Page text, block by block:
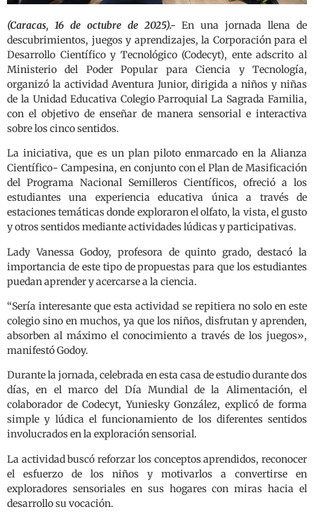
(Caracas, 16 de octubre de 2025).-En una jornada llena de
descubrimientos, juegos y aprendizajes, la Corporación para el
Desarrollo Científico y Tecnológico (Codecyt), ente adscrito al
Ministerio del Poder Popular para Ciencia y Tecnología,
organizó la actividad Aventura Junior, dirigida a niños y niñas
de la Unidad Educativa Colegio Parroquial La Sagrada Familia,
con el objetivo de enseñar de manera sensorial e interactiva
sobre los cinco sentidos.
La iniciativa, que es un plan piloto enmarcado en la Alianza
Científico- Campesina, en conjunto con el Plan de Masificación
del Programa Nacional Semilleros Científicos, ofreció a los
estudiantes una experiencia educativa única a través de
estaciones temáticas donde exploraron el olfato, la vista, el gusto
y otros sentidos mediante actividades lúdicas y participativas.
Lady Vanessa Godoy, profesora de quinto grado, destacó la
importancia de este tipo de propuestas para que los estudiantes
puedan aprender y acercarse a la ciencia.
“Sería interesante que esta actividad se repitiera no solo en este
colegio sino en muchos, ya que los niños, disfrutan y aprenden,
absorben al máximo el conocimiento a través de los juegos»,
manifestó Godoy.
Durante la jornada, celebrada en esta casa de estudio durante dos
días, en el marco del Día Mundial de la Alimentación, el
colaborador de Codecyt, Yuniesky González, explicó de forma
simple y lúdica el funcionamiento de los diferentes sentidos
involucrados en la exploración sensorial.
La actividad buscó reforzar los conceptos aprendidos, reconocer
el esfuerzo de los niños y motivarlos a convertirse en
exploradores sensoriales en sus hogares con miras hacia el
desarrollo su vocación.